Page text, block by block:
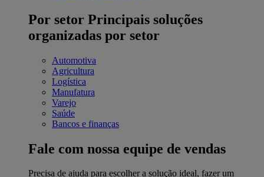
Por setor Principais soluções
organizadas por setor
Automotiva
Agricultura
Logística
Manufatura
Varejo
Saúde
Bancos e finanças
Fale com nossa equipe de vendas
Precisa de ajuda para escolher a solução ideal, fazer um